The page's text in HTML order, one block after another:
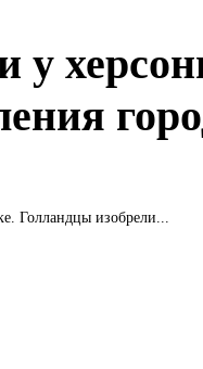
у
Голландцы изобрели...